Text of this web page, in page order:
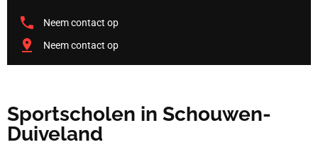
Neem contact op
Neem contact op
Sportscholen in Schouwen-
Duiveland